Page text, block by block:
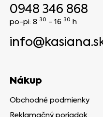
0948 346 868
po-pi: 8 30 - 16 30 h
Nákup
Obchodné podmienky